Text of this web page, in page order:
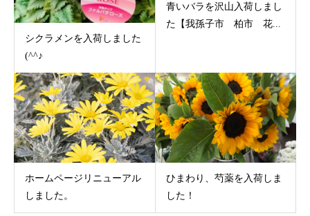
シクラメンを入荷しました
(^^♪
青いバラを沢山入荷しまし
た【我孫子市 柏市 花...
ホームページリニューアル
しました。
ひまわり、芍薬を入荷しま
した！